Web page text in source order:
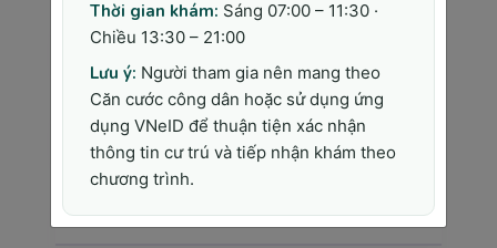
Họ và tên
Địa chỉ Email
Tiêu đề
Thời gian khám: Sáng 07:00 – 11:30 ·
Chiều 13:30 – 21:00
Lưu ý: Người tham gia nên mang theo
Căn cước công dân hoặc sử dụng ứng
dụng VNeID để thuận tiện xác nhận
thông tin cư trú và tiếp nhận khám theo
chương trình.